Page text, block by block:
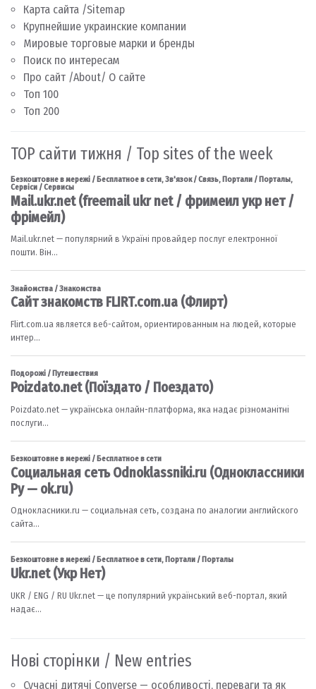
Карта сайта /Sitemap
Крупнейшие украинские компании
Мировые торговые марки и бренды
Поиск по интересам
Про сайт /About/ О сайте
Топ 100
Топ 200
TOP сайти тижня / Top sites of the week
Нові сторінки / New entries
Сучасні дитячі Converse — особливості, переваги та як